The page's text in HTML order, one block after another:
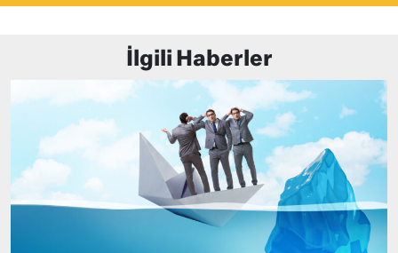
İlgili Haberler